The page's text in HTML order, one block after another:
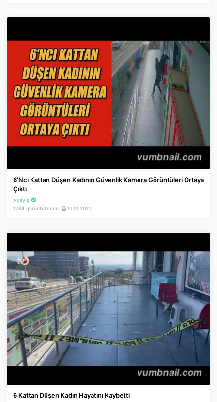
6'ncı Kattan Düşen Kadının Güvenlik Kamera Görüntüleri Ortaya
Çıktı
Asayiş
1284 görüntülenme 11.12.2021
6 Kattan Düşen Kadın Hayatını Kaybetti